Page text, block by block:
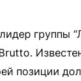
группы
позиции